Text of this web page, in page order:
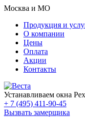
Москва и МО
Продукция и
О компании
Цены
Оплата
Акции
Контакты
Устанавливаем окна
+ 7 (495) 411-90-45
Вызвать замерщика